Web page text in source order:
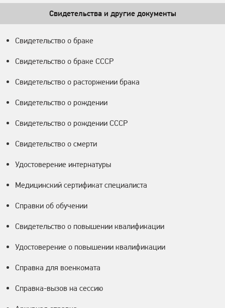
Свидетельства и другие документы
Свидетельство о браке
Свидетельство о браке СССР
Свидетельство о расторжении брака
Свидетельство о рождении
Свидетельство о рождении СССР
Свидетельство о смерти
Удостоверение интернатуры
Медицинский сертификат специалиста
Справки об обучении
Свидетельство о повышении квалификации
Удостоверение о повышении квалификации
Справка для военкомата
Справка-вызов на сессию